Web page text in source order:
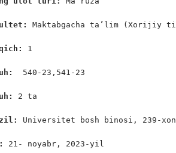
Maktabgacha ta’lim (Xorijiy
1
540-23,541-23
2 ta
Universitet bosh binosi, 239-
21- noyabr, 2023-yil